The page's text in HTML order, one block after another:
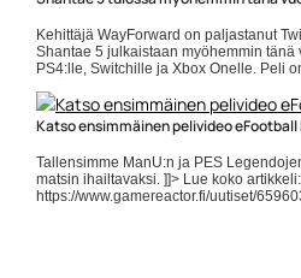
Kehittäjä WayForward on paljastanut
Shantae 5 julkaistaan myöhemmin tänä
PS4:lle, Switchille ja Xbox Onelle. Peli
https://www.gamereactor.fi/uutiset/
Yleinen
Katso ensimmäinen pelivideo
Tallensimme ManU:n ja PES
matsin ihailtavaksi. ]]> Lue koko artikkeli:
https://www.gamereactor.fi/uutiset/